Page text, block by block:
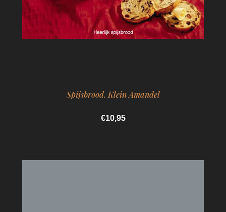
Spijsbrood. Klein Amandel
€10,95